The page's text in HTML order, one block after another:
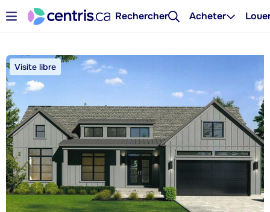
Rechercher Acheter
Visite libre